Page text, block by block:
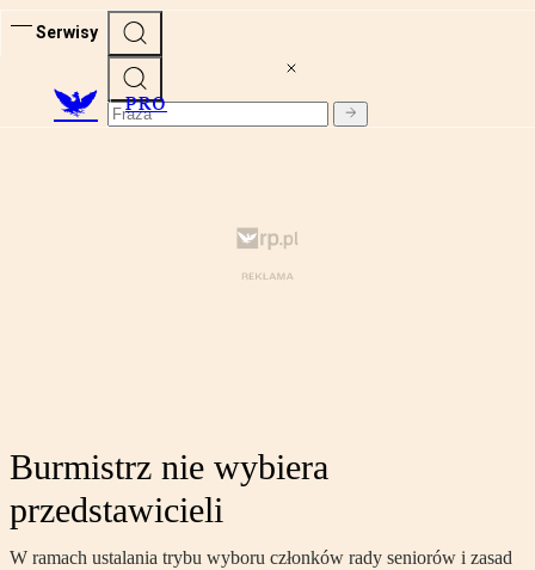
Serwisy
PRO
Burmistrz nie wybiera
przedstawicieli
W ramach ustalania trybu wyboru członków rady seniorów i zasad